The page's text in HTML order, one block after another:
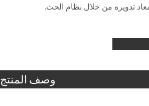
تدويره من خلال نظام الحث.
وصف المنتج